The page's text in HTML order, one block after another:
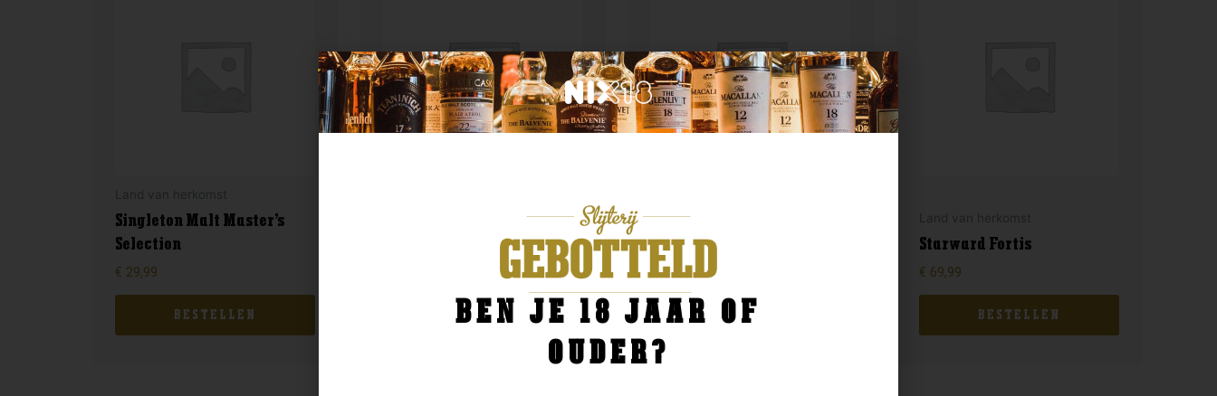
Singleton Malt Master’s
Selection
€ 29,99
BESTELLEN
Ardbeg 14yo Anthology
BESTELLEN
Australië
Scapegrace Anthem
46,99
BESTELLEN
Starward Fortis
€ 69,99
BESTELLEN
BEN JE 18 JAAR OF
OUDER?